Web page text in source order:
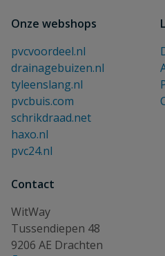
Onze webshops
pvcvoordeel.nl
drainagebuizen.nl
tyleenslang.nl
pvcbuis.com
schrikdraad.net
haxo.nl
pvc24.nl
Contact
WitWay
Tussendiepen 48
9206 AE Drachten